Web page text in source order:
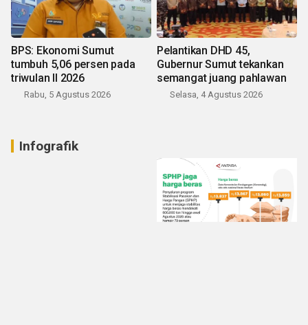
BPS: Ekonomi Sumut
tumbuh 5,06 persen pada
triwulan II 2026
Rabu, 5 Agustus 2026
Pelantikan DHD 45,
Gubernur Sumut tekankan
semangat juang pahlawan
Selasa, 4 Agustus 2026
Infografik